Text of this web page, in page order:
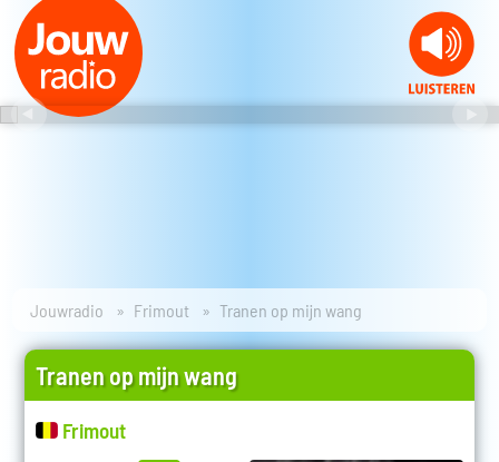
Jouwradio Frimout Tranen op mijn wang
Tranen op mijn wang
Frimout